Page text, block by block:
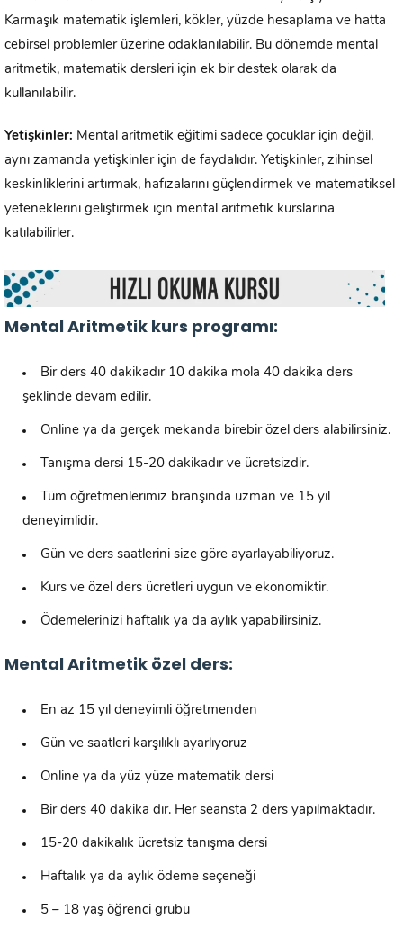
Karmaşık matematik işlemleri, kökler, yüzde hesaplama ve hatta
cebirsel problemler üzerine odaklanılabilir. Bu dönemde mental
aritmetik, matematik dersleri için ek bir destek olarak da
kullanılabilir.
Yetişkinler: Mental aritmetik eğitimi sadece çocuklar için değil,
aynı zamanda yetişkinler için de faydalıdır. Yetişkinler, zihinsel
keskinliklerini artırmak, hafızalarını güçlendirmek ve matematiksel
yeteneklerini geliştirmek için mental aritmetik kurslarına
katılabilirler.
Mental Aritmetik kurs programı:
Bir ders 40 dakikadır 10 dakika mola 40 dakika ders
şeklinde devam edilir.
Online ya da gerçek mekanda birebir özel ders alabilirsiniz.
Tanışma dersi 15-20 dakikadır ve ücretsizdir.
Tüm öğretmenlerimiz branşında uzman ve 15 yıl
deneyimlidir.
Gün ve ders saatlerini size göre ayarlayabiliyoruz.
Kurs ve özel ders ücretleri uygun ve ekonomiktir.
Ödemelerinizi haftalık ya da aylık yapabilirsiniz.
Mental Aritmetik özel ders:
En az 15 yıl deneyimli öğretmenden
Gün ve saatleri karşılıklı ayarlıyoruz
Online ya da yüz yüze matematik dersi
Bir ders 40 dakika dır. Her seansta 2 ders yapılmaktadır.
15-20 dakikalık ücretsiz tanışma dersi
Haftalık ya da aylık ödeme seçeneği
5 – 18 yaş öğrenci grubu